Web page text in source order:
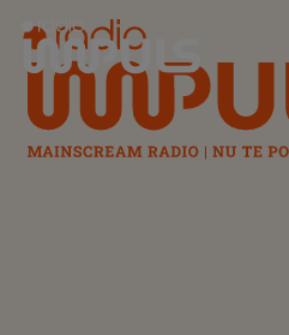
Radio Impuls